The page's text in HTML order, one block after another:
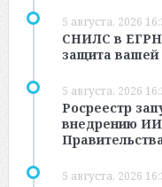
5 августа, 2026
СНИЛС в
защита
5 августа, 2026
Росреестр
внедрению ИИ
5 августа, 2026